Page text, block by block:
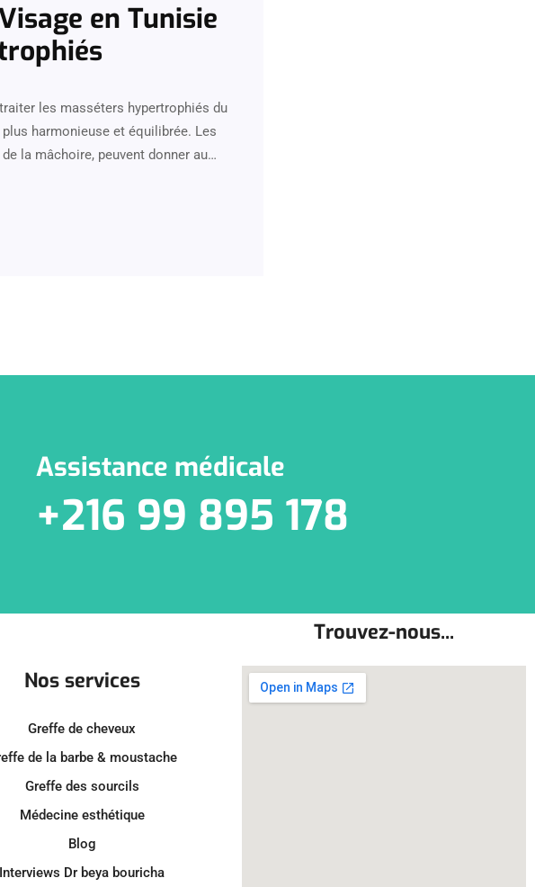
en Tunisie
les masséters hypertrophiés du
harmonieuse et équilibrée. Les
la mâchoire, peuvent donner au…
Assistance médicale
+216 99 895 178
Nos services
Greffe de cheveux
de la barbe & moustache
Greffe des sourcils
Médecine esthétique
Blog
Interviews Dr beya bouricha
Trouvez-nous...